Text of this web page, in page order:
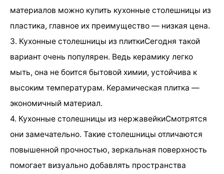
материалов можно купить кухонные столешницы из
пластика, главное их преимущество — низкая цена.
3. Кухонные столешницы из плиткиСегодня такой
вариант очень популярен. Ведь керамику легко
мыть, она не боится бытовой химии, устойчива к
высоким температурам. Керамическая плитка —
экономичный материал.
4. Кухонные столешницы из нержавейкиСмотрятся
они замечательно. Такие столешницы отличаются
повышенной прочностью, зеркальная поверхность
помогает визуально добавлять пространства